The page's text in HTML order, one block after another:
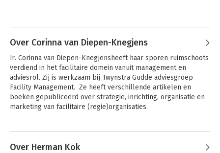
adviseur, interim-manager en projectmanager op dit gebied
dienstverlening vorm geeft centraal. Hij werkt voor een grote
verscheidenheid aan opdrachtgevers in het openbaar bestuur,
de industrie, de non-profitsector en de gezondheidszorg.
Naast zijn werk is hij hoofdredacteur van het 'Facility
Management Handboek' en was hij in 2002 hoofdredacteur ad
De besturing van
Over Corinna van Diepen-Knegjens
Ir. Corinna van Diepen-Knegjensheeft haar sporen ruimschoots
verdiend in het facilitaire domein vanuit management en
adviesrol. Zij is werkzaam bij Twynstra Gudde adviesgroep
Facility Management.  Ze heeft verschillende artikelen en
boeken gepubliceerd over strategie, inrichting, organisatie en
marketing van facilitaire (regie)organisaties.
Over Herman Kok